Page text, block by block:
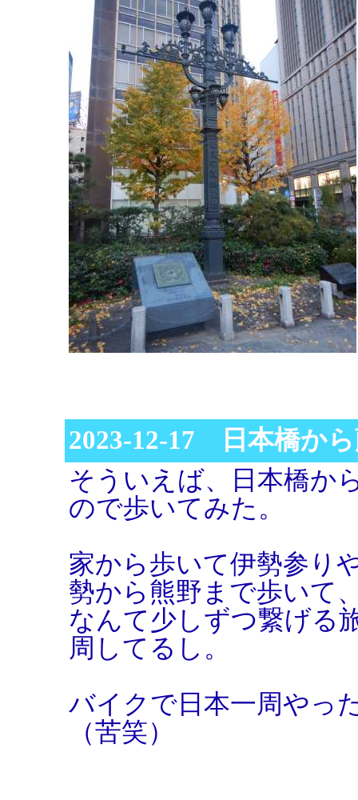
2023-12-17 日本橋か
そういえば、日本橋か
ので歩いてみた。
家から歩いて伊勢参り
勢から熊野まで歩いて
なんて少しずつ繋げる
周してるし。
バイクで日本一周やっ
（苦笑）